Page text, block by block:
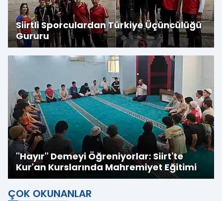
Siirtli Sporculardan Türkiye Üçüncülüğü
Gururu
''Hayır'' Demeyi Öğreniyorlar: Siirt'te
Kur'an Kurslarında Mahremiyet Eğitimi
ÇOK OKUNANLAR